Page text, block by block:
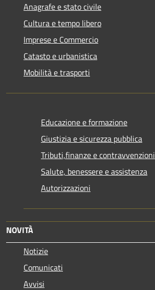
Anagrafe e stato civile
Cultura e tempo libero
Imprese e Commercio
Catasto e urbanistica
Mobilità e trasporti
Educazione e formazione
Giustizia e sicurezza pubblica
Tributi,finanze e contravvenzioni
Salute, benessere e assistenza
Autorizzazioni
NOVITÀ
Notizie
Comunicati
Avvisi